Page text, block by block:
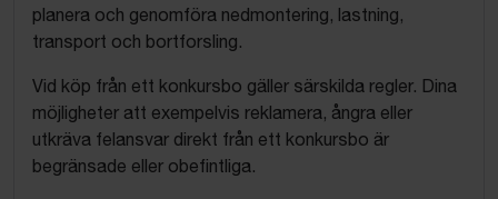
planera och genomföra nedmontering, lastning,
transport och bortforsling.
Vid köp från ett konkursbo gäller särskilda regler. Dina
möjligheter att exempelvis reklamera, ångra eller
utkräva felansvar direkt från ett konkursbo är
begränsade eller obefintliga.